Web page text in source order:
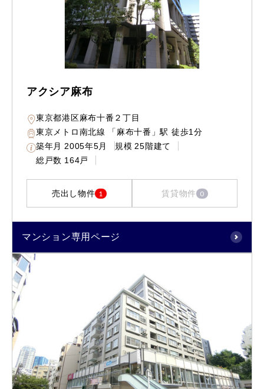
アクシア麻布
東京都港区麻布十番２丁目
東京メトロ南北線 「麻布十番」駅 徒歩1分
築年月 2005年5月 規模 25階建て
総戸数 164戸
売出し物件 1 賃貸物件 0
マンション専用ページ